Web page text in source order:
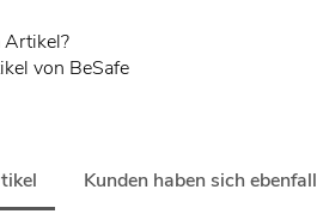
Artikel?
von BeSafe
Kunden haben sich